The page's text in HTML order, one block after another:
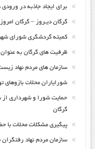
برای ایجاد جاذبه در
گرگان دیـروز – گرگان
کمیته گردشگری شورای
ظرفیت های گرگان به
سازمان های مردم نهاد
شورایاران محلات بازوهای
حمایت شورا و شهرداری از
گرگان
پیگیری مشکلات محلات با
سازمان مردم نهاد